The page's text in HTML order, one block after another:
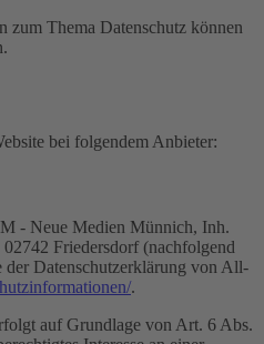
zum Thema Datenschutz können
bei folgendem Anbieter:
- Neue Medien Münnich, Inh.
Friedersdorf (nachfolgend
Datenschutzerklärung von All-
.
auf Grundlage von Art. 6 Abs.